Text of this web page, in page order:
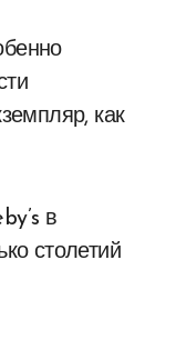
как
в
столетий